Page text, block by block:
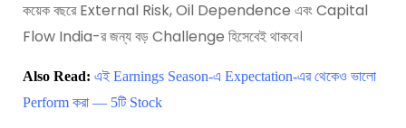
কয়েক বছরে External Risk, Oil Dependence এবং Capital
Flow India-র জন্য বড় Challenge হিসেবেই থাকবে।
Also Read: এই Earnings Season-এ Expectation-এর থেকেও ভালো
Perform করা — 5টি Stock